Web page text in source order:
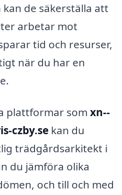
de säkerställa att
arbetar mot
tid och resurser,
när du har en
plattformar som xn--
czby.se kan du
trädgårdsarkitekt i
du jämföra olika
och till och med